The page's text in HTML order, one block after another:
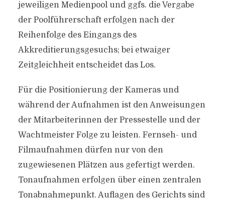
jeweiligen Medienpool und ggfs. die Vergabe
der Poolführerschaft erfolgen nach der
Reihenfolge des Eingangs des
Akkreditierungsgesuchs; bei etwaiger
Zeitgleichheit entscheidet das Los.
Für die Positionierung der Kameras und
während der Aufnahmen ist den Anweisungen
der Mitarbeiterinnen der Pressestelle und der
Wachtmeister Folge zu leisten. Fernseh- und
Filmaufnahmen dürfen nur von den
zugewiesenen Plätzen aus gefertigt werden.
Tonaufnahmen erfolgen über einen zentralen
Tonabnahmepunkt. Auflagen des Gerichts sind